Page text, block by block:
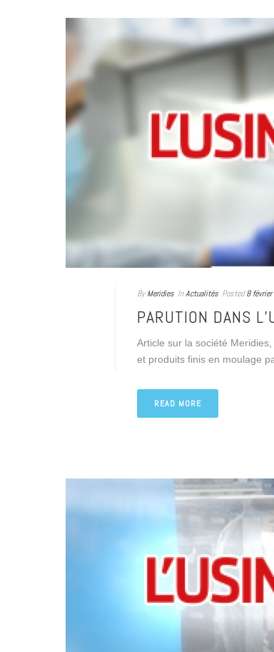
By Meridies InActualités Posted 8
PARUTION DANS
Article sur la société
et produits finis en moulage
READ MORE